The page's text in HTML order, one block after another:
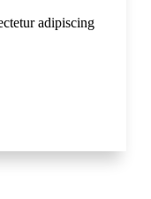
adipiscing